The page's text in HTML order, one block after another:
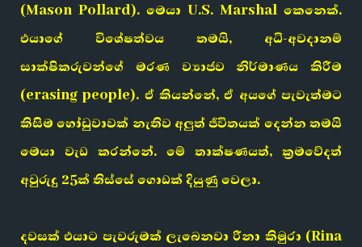
(Mason Pollard). මෙයා U.S. Marshal කෙනෙක්.
එයාගේ විශේෂත්වය තමයි, අධි-අවදානම්
සාක්ෂිකරුවන්ගේ මරණ ව්‍යාජව නිර්මාණය කිරීම
(erasing people). ඒ කියන්නේ, ඒ අයගේ පැවැත්මට
කිසිම හෝඩුවාවක් නැතිව අලුත් ජීවිතයක් දෙන්න තමයි
මෙයා වැඩ කරන්නේ. මේ තාක්ෂණයත්, ක්‍රමවේදත්
අවුරුදු 25ක් තිස්සේ ගොඩක් දියුණු වෙලා.
දවසක් එයාට පැවරුමක් ලැබෙනවා රීනා කිමුරා (Rina